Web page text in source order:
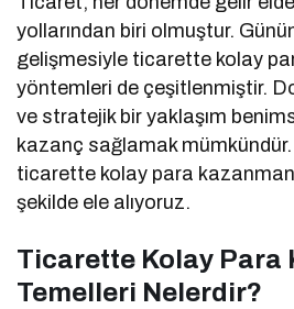
yollarından biri olmuştur.
gelişmesiyle ticarette kolay
yöntemleri de çeşitlenmiştir.
ve stratejik bir yaklaşım
kazanç sağlamak mümkündür.
ticarette kolay para
şekilde ele alıyoruz.
Ticarette Kolay Para
Temelleri Nelerdir?